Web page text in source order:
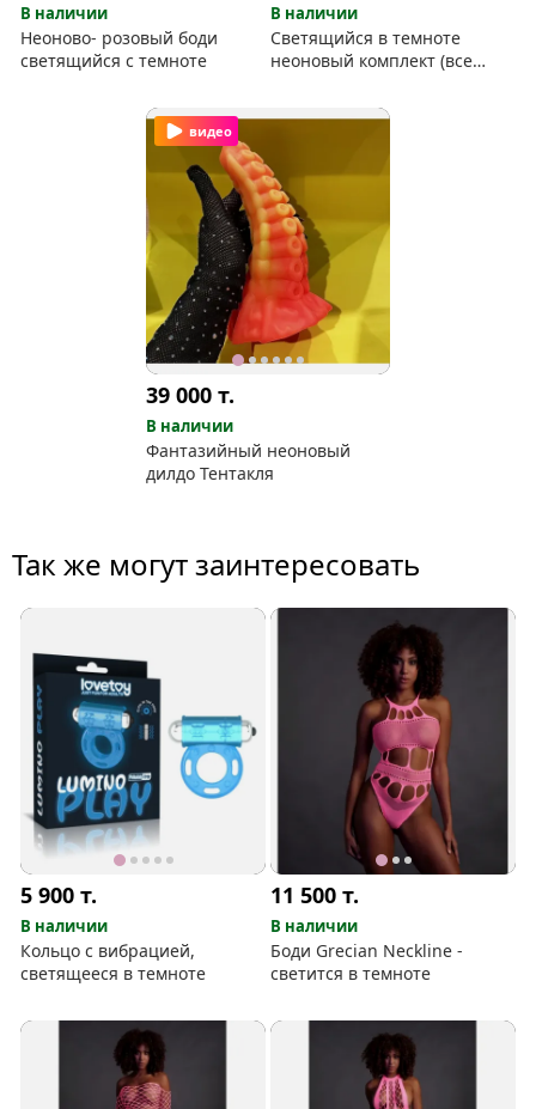
В наличии
Неоново- розовый боди
светящийся с темноте
В наличии
Светящийся в темноте
неоновый комплект (все
видео
39 000 т.
В наличии
Фантазийный неоновый
дилдо Тентакля
Так же могут заинтересовать
5 900т.
В наличии
Кольцо с вибрацией,
светящееся в темноте
11 500т.
В наличии
Боди Grecian Neckline -
светится в темноте